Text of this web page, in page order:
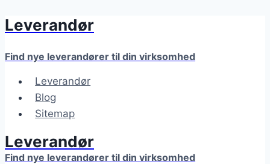
Fortsæt
indhold
Leverandør
Find nye leverandører til din virksomhed
Leverandør
Blog
Sitemap
Leverandør
Find nye leverandører til din virksomhed